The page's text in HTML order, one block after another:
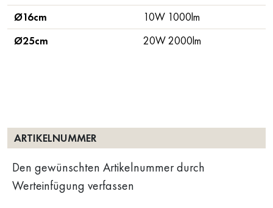
Ø16cm
10W 1000lm
Ø25cm
20W 2000lm
ARTIKELNUMMER
Den gewünschten Artikelnummer durch
Werteinfügung verfassen